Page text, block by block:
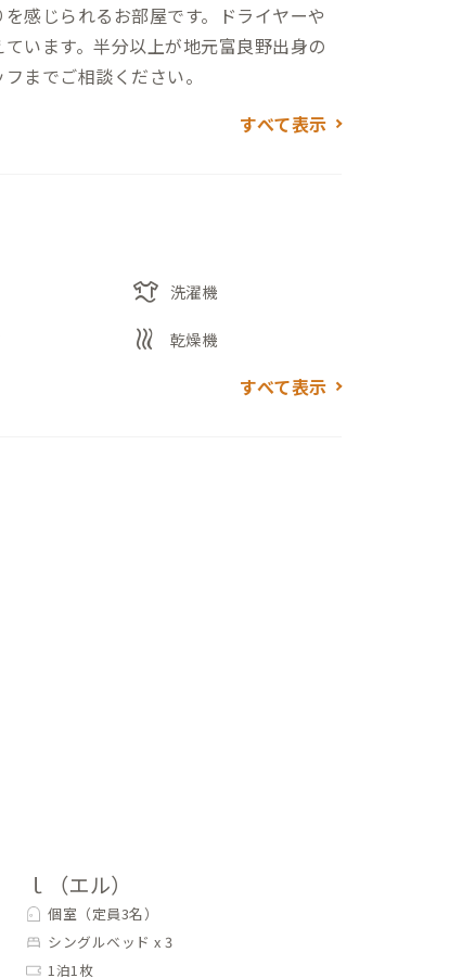
感じられるお部屋です。ドライヤーや
います。半分以上が地元富良野出身の
までご相談ください。
すべて表示
laundry 洗濯機
heat 乾燥機
すべて表示
ｌ（エル）
個室（定員3名）
シングルベッド x 3
1泊1枚